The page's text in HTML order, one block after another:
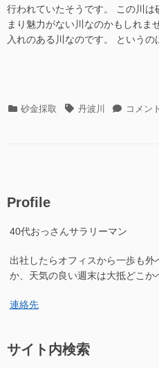
行われていたそうです。 この川
まり魅力がない川なのかもしれま
入れのある川なのです。 というの
カ 砂金採取
タ 丹波川
丹
コメン
Profile
40代おっさんサラリーマン
出社したらオフィスから一歩も
か、天気の良い週末は大抵どこか
連絡先
サイト内検索